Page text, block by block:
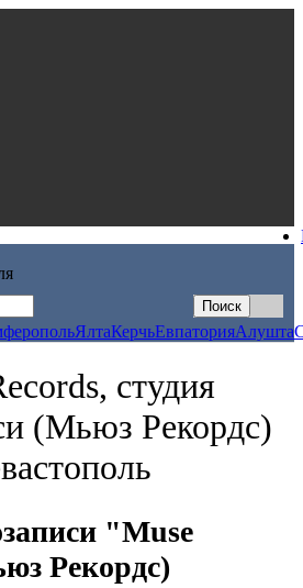
ЯлтаКерчьЕвпаторияАлушта
студия
(Мьюз Рекордс)
"Muse
Рекордс)